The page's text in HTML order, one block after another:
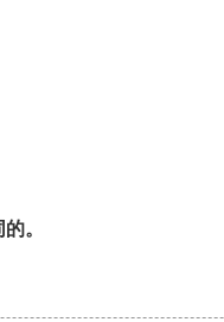
。